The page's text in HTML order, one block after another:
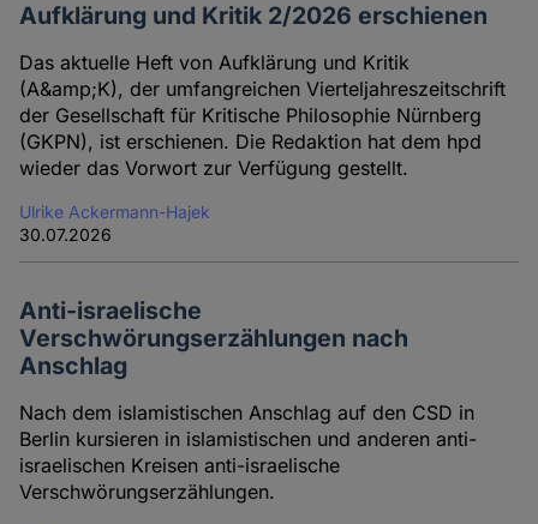
Aufklärung und Kritik 2/2026 erschienen
Das aktuelle Heft von Aufklärung und Kritik
(A&amp;K), der umfangreichen Vierteljahreszeitschrift
der Gesellschaft für Kritische Philosophie Nürnberg
(GKPN), ist erschienen. Die Redaktion hat dem hpd
wieder das Vorwort zur Verfügung gestellt.
Ulrike Ackermann-Hajek
30.07.2026
Anti-israelische
Verschwörungserzählungen nach
Anschlag
Nach dem islamistischen Anschlag auf den CSD in
Berlin kursieren in islamistischen und anderen anti-
israelischen Kreisen anti-israelische
Verschwörungserzählungen.